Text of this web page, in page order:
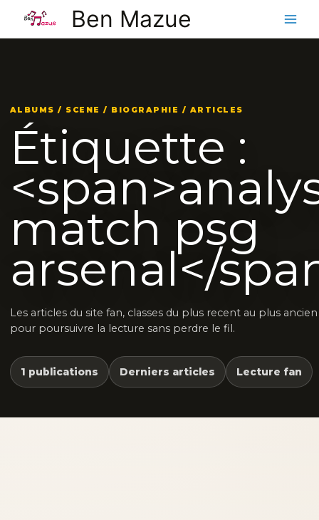
contenu
Ben Mazue
ALBUMS / SCENE / BIOGRAPHIE / ARTICLES
Étiquette :
match psg
arsenal</
Les articles du site fan, classes du plus recent au plus ancien
pour poursuivre la lecture sans perdre le fil.
1 publications Derniers articles Lecture fan